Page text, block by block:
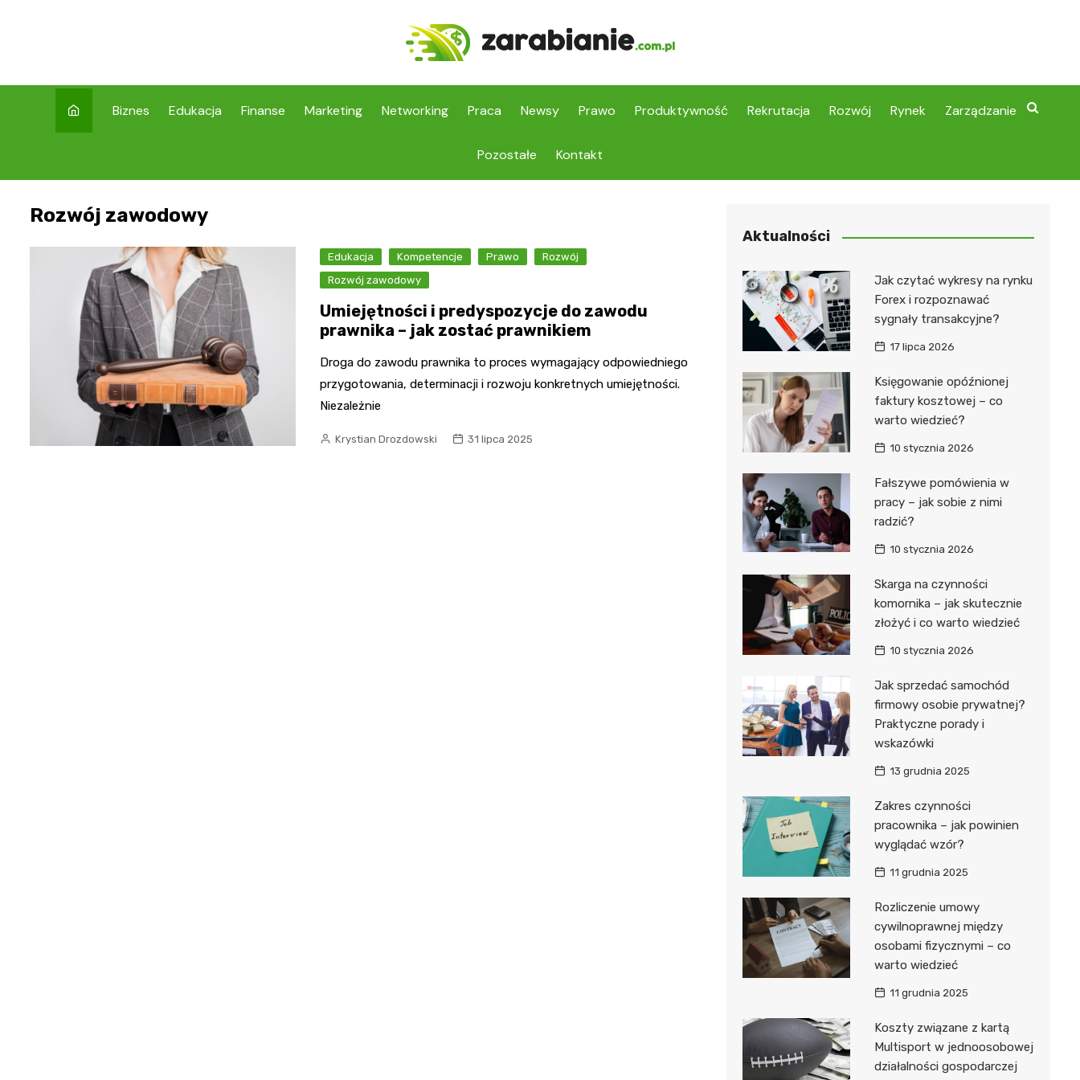
Biznes Edukacja Finanse Marketing Networking Praca Newsy Prawo Produktywność Rekrutacja Rozwój Rynek Zarządzanie
Pozostałe Kontakt
Rozwój zawodowy
Edukacja Kompetencje Prawo
Rozwój
Rozwój zawodowy
Umiejętności i predyspozycje do zawodu
prawnika – jak zostać prawnikiem
Droga do zawodu prawnika to proces wymagający odpowiedniego
przygotowania, determinacji i rozwoju konkretnych umiejętności.
Niezależnie
Krystian Drozdowski 31 lipca 2025
Aktualności
Jak czytać wykresy na rynku
Forex i rozpoznawać
sygnały transakcyjne?
17 lipca 2026
Księgowanie opóźnionej
faktury kosztowej – co
warto wiedzieć?
10 stycznia 2026
Fałszywe pomówienia w
pracy – jak sobie z nimi
radzić?
10 stycznia 2026
Skarga na czynności
komornika – jak skutecznie
złożyć i co warto wiedzieć
10 stycznia 2026
Jak sprzedać samochód
firmowy osobie prywatnej?
Praktyczne porady i
wskazówki
13 grudnia 2025
Zakres czynności
pracownika – jak powinien
wyglądać wzór?
11 grudnia 2025
Rozliczenie umowy
cywilnoprawnej między
osobami fizycznymi – co
warto wiedzieć
11 grudnia 2025
Koszty związane z kartą
Multisport w jednoosobowej
działalności gospodarczej